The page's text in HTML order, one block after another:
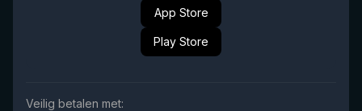
App Store
Play Store
Veilig betalen met: